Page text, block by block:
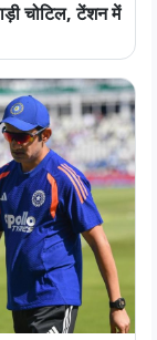
चोटिल, टेंशन में